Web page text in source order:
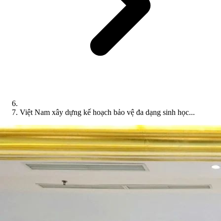
Việt Nam xây dựng kế hoạch bảo vệ đa dạng sinh học...